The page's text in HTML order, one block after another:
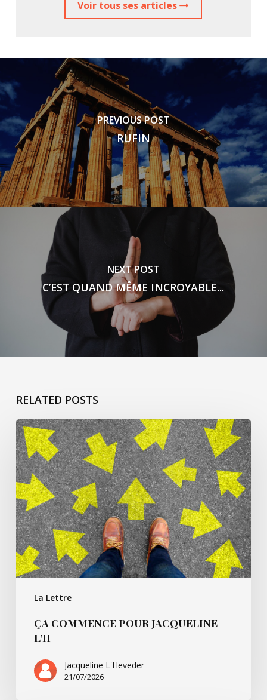
Voir tous ses articles
PREVIOUS POST
RUFIN
NEXT POST
C’EST QUAND MÊME INCROYABLE...
RELATED POSTS
La Lettre
ça
commence
pour
Jacqueline
L’h
ÇA COMMENCE POUR JACQUELINE
L’H
Jacqueline L'Heveder
21/07/2026